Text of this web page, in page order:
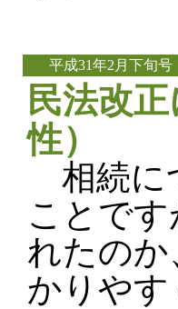
平成31年2月下旬号
民法改
性）
相続に
ことで
れたの
かりや